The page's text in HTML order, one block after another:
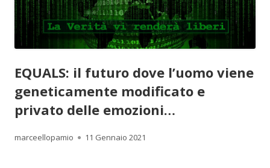
EQUALS: il futuro dove l’uomo viene
geneticamente modificato e
privato delle emozioni…
Autore
marceellopamio Pubblicato
11 Gennaio 2021